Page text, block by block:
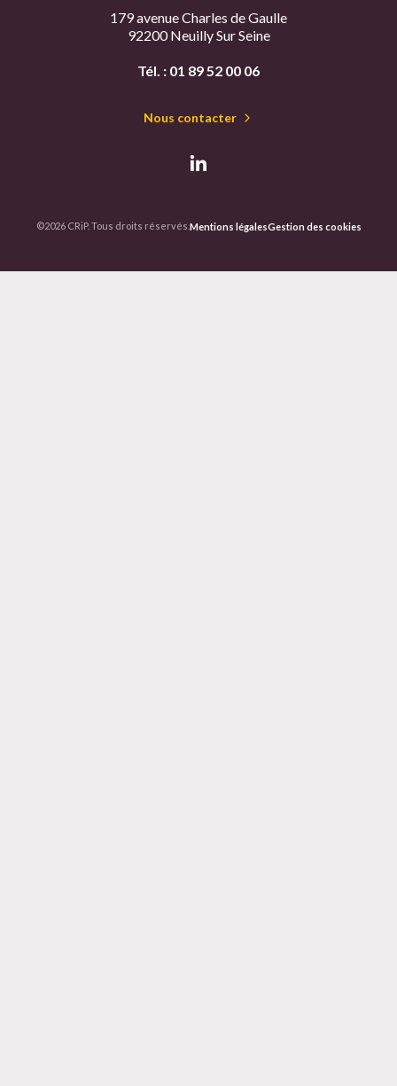
179 avenue Charles de Gaulle
92200 Neuilly Sur Seine
Tél. : 01 89 52 00 06
Nous contacter
©2026 CRiP. Tous droits réservés.Mentions légalesGestion des cookies